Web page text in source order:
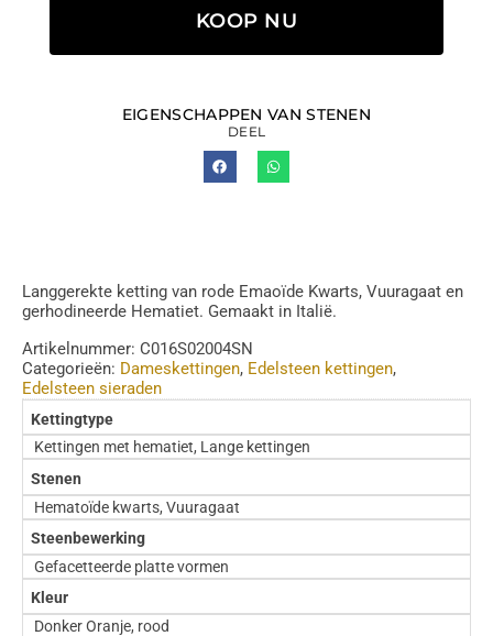
KOOP NU
EIGENSCHAPPEN VAN STENEN
DEEL
Langgerekte ketting van rode Emaoïde Kwarts, Vuuragaat en
gerhodineerde Hematiet. Gemaakt in Italië.
Artikelnummer: C016S02004SN
Categorieën: Dameskettingen, Edelsteen kettingen,
Edelsteen sieraden
Kettingtype
Kettingen met hematiet, Lange kettingen
Stenen
Hematoïde kwarts, Vuuragaat
Steenbewerking
Gefacetteerde platte vormen
Kleur
Donker Oranje, rood